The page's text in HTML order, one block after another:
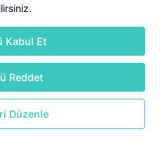
Kabul Et
Reddet
Düzenle